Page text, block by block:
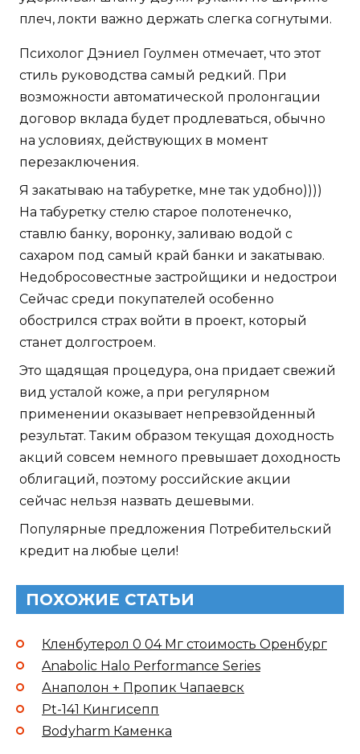
плеч, локти важно держать слегка согнутыми.
Психолог Дэниел Гоулмен отмечает, что этот
стиль руководства самый редкий. При
возможности автоматической пролонгации
договор вклада будет продлеваться, обычно
на условиях, действующих в момент
перезаключения.
Я закатываю на табуретке, мне так удобно))))
На табуретку стелю старое полотенечко,
ставлю банку, воронку, заливаю водой с
сахаром под самый край банки и закатываю.
Недобросовестные застройщики и недострои
Сейчас среди покупателей особенно
обострился страх войти в проект, который
станет долгостроем.
Это щадящая процедура, она придает свежий
вид усталой коже, а при регулярном
применении оказывает непревзойденный
результат. Таким образом текущая доходность
акций совсем немного превышает доходность
облигаций, поэтому российские акции
сейчас нельзя назвать дешевыми.
Популярные предложения Потребительский
кредит на любые цели!
ПОХОЖИЕ СТАТЬИ
Кленбутерол 0 04 Мг стоимость Оренбург
Anabolic Halo Performance Series
Анаполон + Пропик Чапаевск
Pt-141 Кингисепп
Bodyharm Каменка